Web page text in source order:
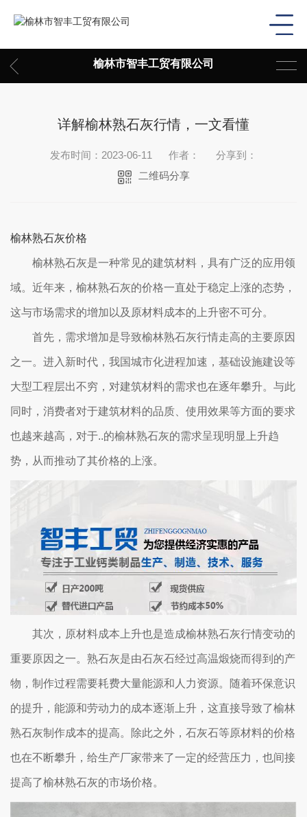
榆林市智丰工贸有限公司
详解榆林熟石灰行情，一文看懂
发布时间：2023-06-11 作者：
分享到：
二维码分享
榆林熟石灰价格
榆林熟石灰是一种常见的建筑材料，具有广泛的应用领
域。近年来，榆林熟石灰的价格一直处于稳定上涨的态势，
这与市场需求的增加以及原材料成本的上升密不可分。
首先，需求增加是导致榆林熟石灰行情走高的主要原因
之一。进入新时代，我国城市化进程加速，基础设施建设等
大型工程层出不穷，对建筑材料的需求也在逐年攀升。与此
同时，消费者对于建筑材料的品质、使用效果等方面的要求
也越来越高，对于..的榆林熟石灰的需求呈现明显上升趋
势，从而推动了其价格的上涨。
其次，原材料成本上升也是造成榆林熟石灰行情变动的
重要原因之一。熟石灰是由石灰石经过高温煅烧而得到的产
物，制作过程需要耗费大量能源和人力资源。随着环保意识
的提升，能源和劳动力的成本逐渐上升，这直接导致了榆林
熟石灰制作成本的提高。除此之外，石灰石等原材料的价格
也在不断攀升，给生产厂家带来了一定的经营压力，也间接
提高了榆林熟石灰的市场价格。